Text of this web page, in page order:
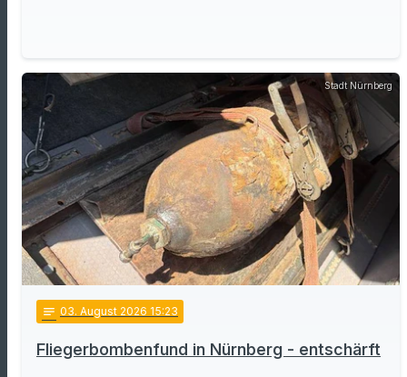
Stadt Nürnberg
notes 03. August 2026 15:23
Fliegerbombenfund in Nürnberg - entschärft